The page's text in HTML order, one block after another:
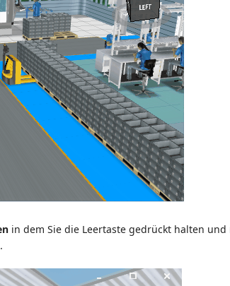
in dem Sie die Leertaste gedrückt halten